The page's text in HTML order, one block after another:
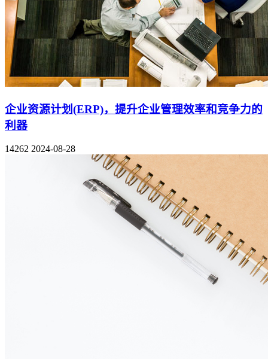
企业资源计划(ERP)，提升企业管理效率和竞争力的
利器
14262 2024-08-28